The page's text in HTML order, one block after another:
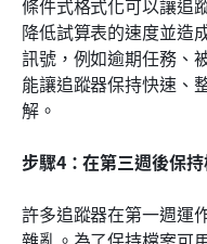
降低試算表的速度並造
訊號，例如逾期任務、
能讓追蹤器保持快速、
解。
步驟4：在第三週後保
許多追蹤器在第一週運